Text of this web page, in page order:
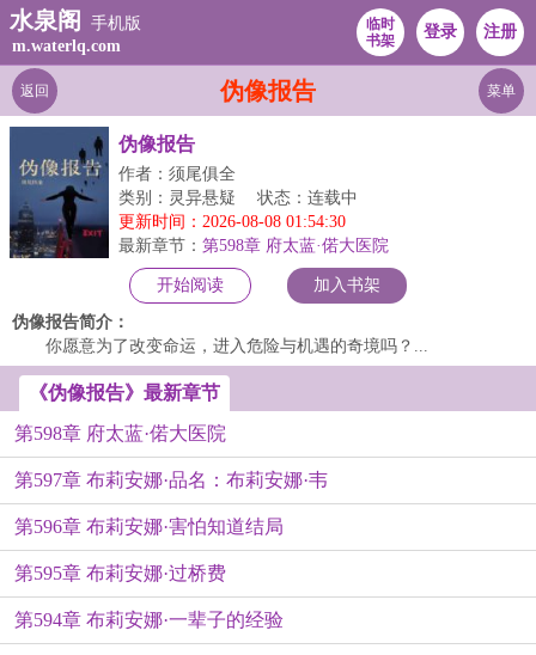
水泉阁
手机版
m.waterlq.com
临时
书架
登录 注册
伪像报告
返回 菜单
伪像报告
作者：须尾俱全
类别：灵异悬疑
状态：连载中
更新时间：2026-08-08 01:54:30
最新章节： 第598章 府太蓝·偌大医院
开始阅读 加入书架
伪像报告简介：
你愿意为了改变命运，进入危险与机遇的奇境吗？...
《伪像报告》最新章节
第598章 府太蓝·偌大医院
第597章 布莉安娜·品名：布莉安娜·韦
第596章 布莉安娜·害怕知道结局
第595章 布莉安娜·过桥费
第594章 布莉安娜·一辈子的经验